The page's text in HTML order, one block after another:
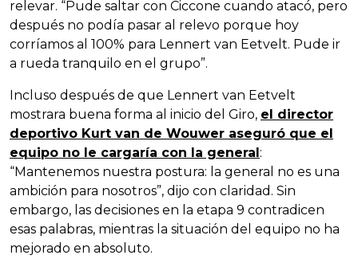
relevar. “Pude saltar con Ciccone cuando atacó, pero
después no podía pasar al relevo porque hoy
corríamos al 100% para Lennert van Eetvelt. Pude ir
a rueda tranquilo en el grupo”.
Incluso después de que Lennert van Eetvelt
mostrara buena forma al inicio del Giro, el director
deportivo Kurt van de Wouwer aseguró que el
equipo no le cargaría con la general:
“Mantenemos nuestra postura: la general no es una
ambición para nosotros”, dijo con claridad. Sin
embargo, las decisiones en la etapa 9 contradicen
esas palabras, mientras la situación del equipo no ha
mejorado en absoluto.